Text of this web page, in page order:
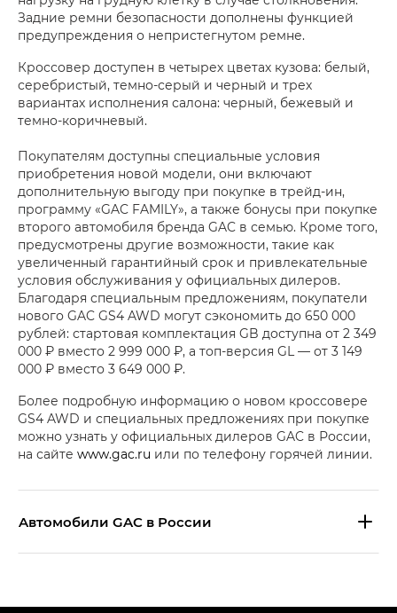
Задние ремни безопасности дополнены функцией
предупреждения о непристегнутом ремне.
Кроссовер доступен в четырех цветах кузова: белый,
серебристый, темно-серый и черный и трех
вариантах исполнения салона: черный, бежевый и
темно-коричневый.
Покупателям доступны специальные условия
приобретения новой модели, они включают
дополнительную выгоду при покупке в трейд-ин,
программу «GAC FAMILY», а также бонусы при покупке
второго автомобиля бренда GAC в семью. Кроме того,
предусмотрены другие возможности, такие как
увеличенный гарантийный срок и привлекательные
условия обслуживания у официальных дилеров.
Благодаря специальным предложениям, покупатели
нового GAC GS4 AWD могут сэкономить до 650 000
рублей: стартовая комплектация GB доступна от 2 349
000 ₽ вместо 2 999 000 ₽, а топ-версия GL — от 3 149
000 ₽ вместо 3 649 000 ₽.
Более подробную информацию о новом кроссовере
GS4 AWD и специальных предложениях при покупке
можно узнать у официальных дилеров GAC в России,
на сайте www.gac.ru или по телефону горячей линии.
Aвтомобили GAC в России
Эс Икс ПРЕМИУМ — SX PREMIUM